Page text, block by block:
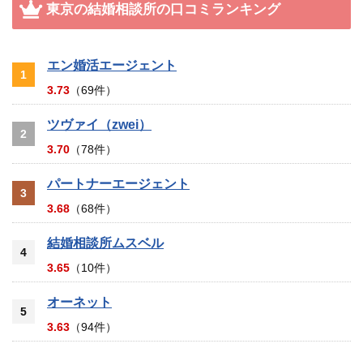
東京の結婚相談所の口コミランキング
1
エン婚活エージェント
3.73 （69件）
2
ツヴァイ（zwei）
3.70 （78件）
3
パートナーエージェント
3.68 （68件）
4
結婚相談所ムスベル
3.65 （10件）
5
オーネット
3.63 （94件）